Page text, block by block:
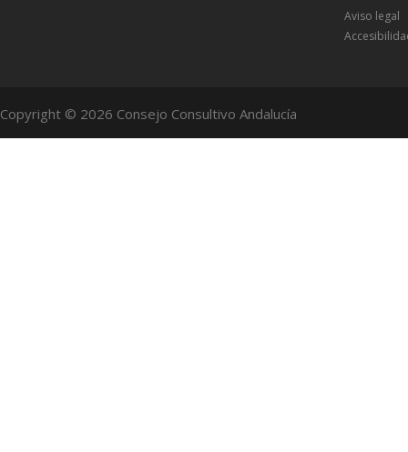
Aviso legal
Copyright © 2026 Consejo Consultivo Andalucía